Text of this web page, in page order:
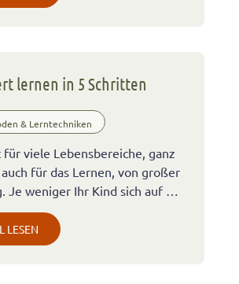
lernen in 5 Schritten
& Lerntechniken
viele Lebensbereiche, ganz
für das Lernen, von großer
Je weniger Ihr Kind sich auf …
LESEN